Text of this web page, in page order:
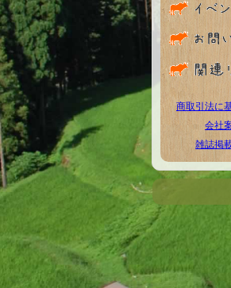
商取引法に
会社
雑誌掲